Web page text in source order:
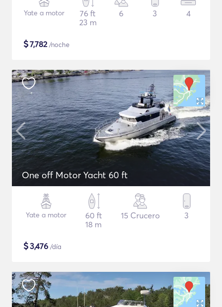
Yate a motor
76 ft
23 m
6 3 4
$7,782/noche
One off Motor Yacht 60 ft
Yate a motor
60 ft
18 m
15 Crucero 3
$3,476 /día